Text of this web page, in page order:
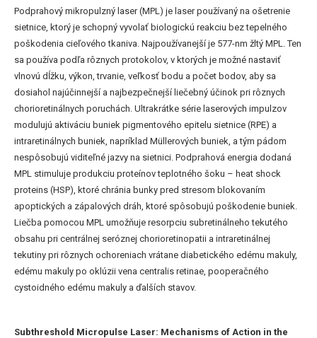
Podprahový mikropulzný laser (MPL) je laser používaný na ošetrenie
sietnice, ktorý je schopný vyvolať biologickú reakciu bez tepelného
poškodenia cieľového tkaniva. Najpoužívanejší je 577-nm žltý MPL. Ten
sa používa podľa rôznych protokolov, v ktorých je možné nastaviť
vlnovú dĺžku, výkon, trvanie, veľkosť bodu a počet bodov, aby sa
dosiahol najúčinnejší a najbezpečnejší liečebný účinok pri rôznych
chorioretinálnych poruchách. Ultrakrátke série laserových impulzov
modulujú aktiváciu buniek pigmentového epitelu sietnice (RPE) a
intraretinálnych buniek, napríklad Müllerových buniek, a tým pádom
nespôsobujú viditeľné jazvy na sietnici. Podprahová energia dodaná
MPL stimuluje produkciu proteínov teplotného šoku – heat shock
proteins (HSP), ktoré chránia bunky pred stresom blokovaním
apoptických a zápalových dráh, ktoré spôsobujú poškodenie buniek.
Liečba pomocou MPL umožňuje resorpciu subretinálneho tekutého
obsahu pri centrálnej seróznej chorioretinopatii a intraretinálnej
tekutiny pri rôznych ochoreniach vrátane diabetického edému makuly,
edému makuly po oklúzii vena centralis retinae, pooperačného
cystoidného edému makuly a ďalších stavov.
Subthreshold Micropulse Laser: Mechanisms of Action in the